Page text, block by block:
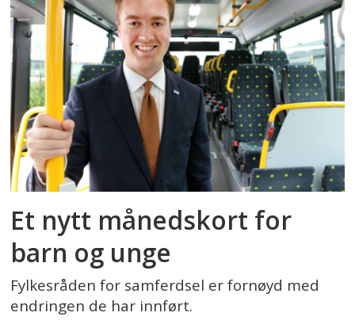
Et nytt månedskort for
barn og unge
Fylkesråden for samferdsel er fornøyd med
endringen de har innført.